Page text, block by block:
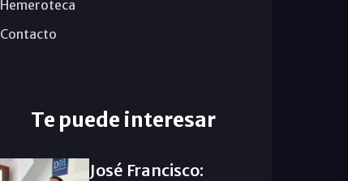
Hemeroteca
Contacto
Te puede interesar
José Francisco: